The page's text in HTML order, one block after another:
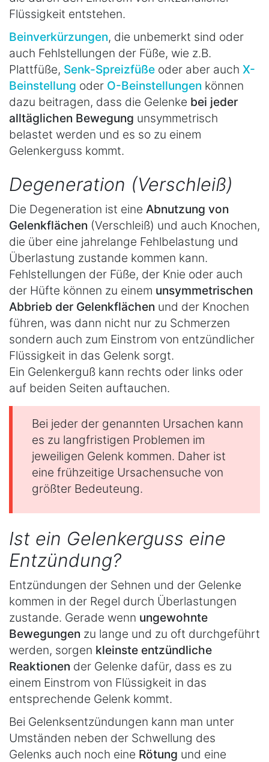
Flüssigkeit entstehen.
Beinverkürzungen, die unbemerkt sind oder
auch Fehlstellungen der Füße, wie z.B.
Plattfüße, Senk-Spreizfüße oder aber auch X-
Beinstellung oder O-Beinstellungen können
dazu beitragen, dass die Gelenke bei jeder
alltäglichen Bewegung unsymmetrisch
belastet werden und es so zu einem
Gelenkerguss kommt.
Degeneration (Verschleiß)
Die Degeneration ist eine Abnutzung von
Gelenkflächen (Verschleiß) und auch Knochen,
die über eine jahrelange Fehlbelastung und
Überlastung zustande kommen kann.
Fehlstellungen der Füße, der Knie oder auch
der Hüfte können zu einem unsymmetrischen
Abbrieb der Gelenkflächen und der Knochen
führen, was dann nicht nur zu Schmerzen
sondern auch zum Einstrom von entzündlicher
Flüssigkeit in das Gelenk sorgt.
Ein Gelenkerguß kann rechts oder links oder
auf beiden Seiten auftauchen.
Bei jeder der genannten Ursachen kann
es zu langfristigen Problemen im
jeweiligen Gelenk kommen. Daher ist
eine frühzeitige Ursachensuche von
größter Bedeuteung.
Ist ein Gelenkerguss eine
Entzündung?
Entzündungen der Sehnen und der Gelenke
kommen in der Regel durch Überlastungen
zustande. Gerade wenn ungewohnte
Bewegungen zu lange und zu oft durchgeführt
werden, sorgen kleinste entzündliche
Reaktionen der Gelenke dafür, dass es zu
einem Einstrom von Flüssigkeit in das
entsprechende Gelenk kommt.
Bei Gelenksentzündungen kann man unter
Umständen neben der Schwellung des
Gelenks auch noch eine Rötung und eine